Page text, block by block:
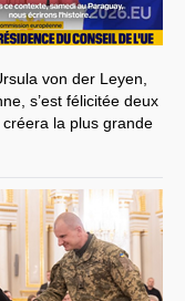
von der Leyen,
s’est félicitée deux
la plus grande